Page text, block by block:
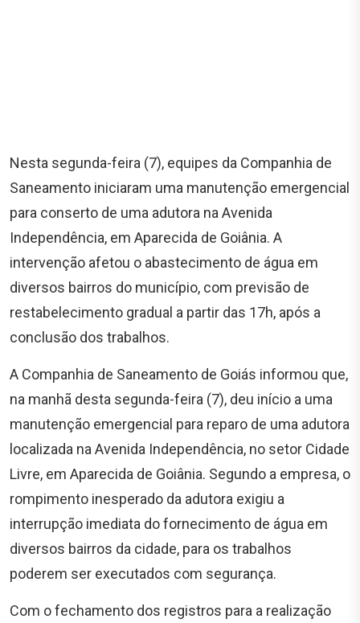
Nesta segunda-feira (7), equipes da Companhia de
Saneamento iniciaram uma manutenção emergencial
para conserto de uma adutora na Avenida
Independência, em Aparecida de Goiânia. A
intervenção afetou o abastecimento de água em
diversos bairros do município, com previsão de
restabelecimento gradual a partir das 17h, após a
conclusão dos trabalhos.
A Companhia de Saneamento de Goiás informou que,
na manhã desta segunda-feira (7), deu início a uma
manutenção emergencial para reparo de uma adutora
localizada na Avenida Independência, no setor Cidade
Livre, em Aparecida de Goiânia. Segundo a empresa, o
rompimento inesperado da adutora exigiu a
interrupção imediata do fornecimento de água em
diversos bairros da cidade, para os trabalhos
poderem ser executados com segurança.
Com o fechamento dos registros para a realização